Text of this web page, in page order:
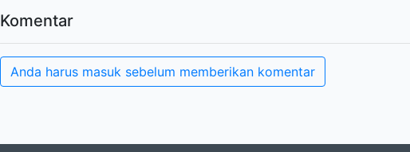
Komentar
Anda harus masuk sebelum memberikan komentar